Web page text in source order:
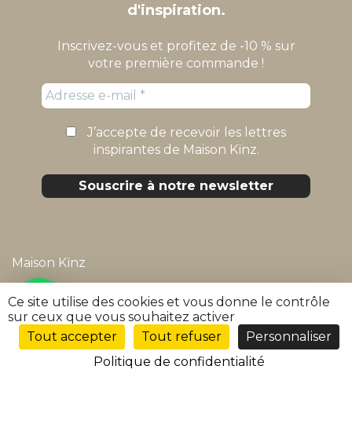
d'inspiration.
Inscrivez-vous et profitez de -10 % sur
votre première commande !
J’accepte de recevoir les lettres
inspirantes de Maison Kïnz.
Maison Kïnz
Mentions légales
Politique de confidentialité
Conditions générales de vente
FR
Ce site utilise des cookies et vous donne le contrôle
sur ceux que vous souhaitez activer
Tout accepter
Tout refuser
Personnaliser
Politique de confidentialité